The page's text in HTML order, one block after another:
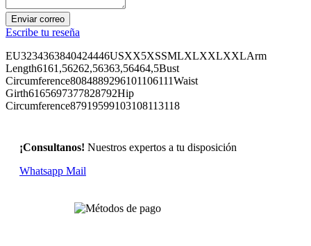
Enviar correo
Escribe tu reseña
EU3234363840424446USXX5XSSMLXLXXLXXLArm
Length6161,56262,56363,56464,5Bust
Circumference8084889296101106111Waist
Girth6165697377828792Hip
Circumference87919599103108113118
¡Consultanos! Nuestros expertos a tu disposición
Whatsapp Mail